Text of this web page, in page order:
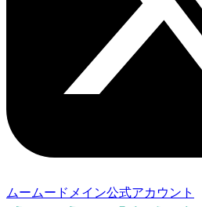
ムームードメイン公式アカウント